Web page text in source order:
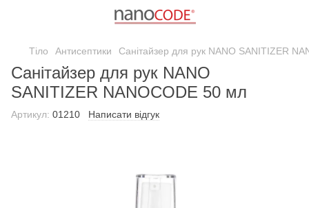
Тіло Антисептики Санітайзер для рук NANO SANITIZER
Санітайзер для рук NANO
SANITIZER NANOCODE 50 мл
Артикул: 01210 Написати відгук